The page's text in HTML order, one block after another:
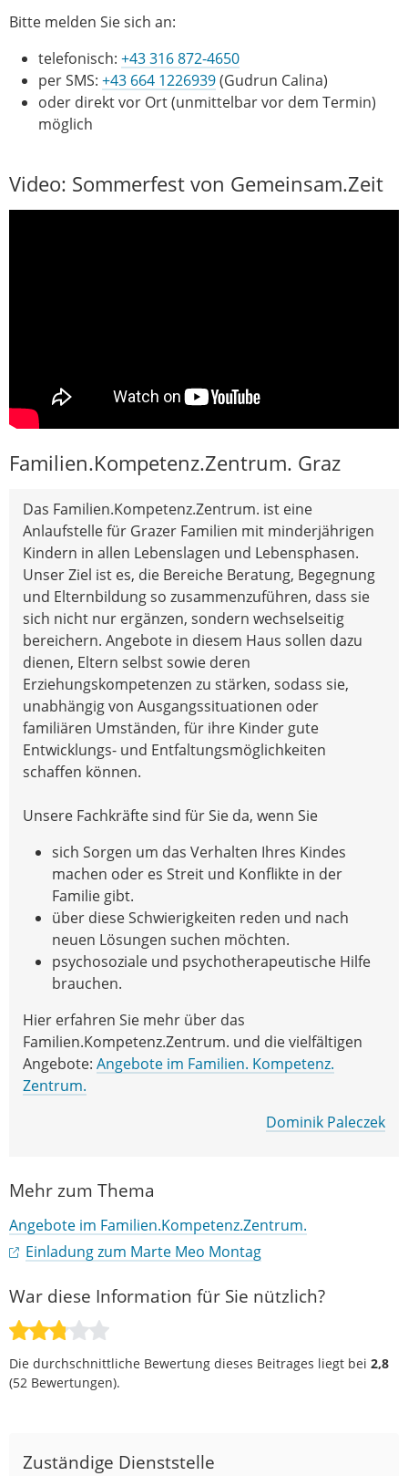
Bitte melden Sie sich an:
telefonisch: +43 316 872-4650
per SMS: +43 664 1226939(Gudrun Calina)
oder direkt vor Ort (unmittelbar vor dem Termin)
möglich
Video: Sommerfest von Gemeinsam.Zeit
Familien.Kompetenz.Zentrum. Graz
Das Familien.Kompetenz.Zentrum. ist eine
Anlaufstelle für Grazer Familien mit minderjährigen
Kindern in allen Lebenslagen und Lebensphasen.
Unser Ziel ist es, die Bereiche Beratung, Begegnung
und Elternbildung so zusammenzuführen, dass sie
sich nicht nur ergänzen, sondern wechselseitig
bereichern. Angebote in diesem Haus sollen dazu
dienen, Eltern selbst sowie deren
Erziehungskompetenzen zu stärken, sodass sie,
unabhängig von Ausgangssituationen oder
familiären Umständen, für ihre Kinder gute
Entwicklungs- und Entfaltungsmöglichkeiten
schaffen können.
Unsere Fachkräfte sind für Sie da, wenn Sie
sich Sorgen um das Verhalten Ihres Kindes
machen oder es Streit und Konflikte in der
Familie gibt.
über diese Schwierigkeiten reden und nach
neuen Lösungen suchen möchten.
psychosoziale und psychotherapeutische Hilfe
brauchen.
Hier erfahren Sie mehr über das
Familien.Kompetenz.Zentrum. und die vielfältigen
Angebote: Angebote im Familien. Kompetenz.
Zentrum.
Dominik Paleczek
Mehr zum Thema
Angebote im Familien.Kompetenz.Zentrum.
Einladung zum Marte Meo Montag
War diese Information für Sie nützlich?
Die durchschnittliche Bewertung dieses Beitrages liegt bei 2,8
(52 Bewertungen).
Zuständige Dienststelle